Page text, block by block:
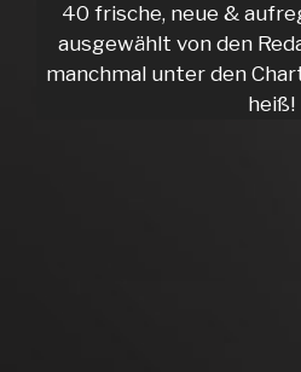
40 frische, neue &
ausgewählt von den
manchmal unter den
heiß!